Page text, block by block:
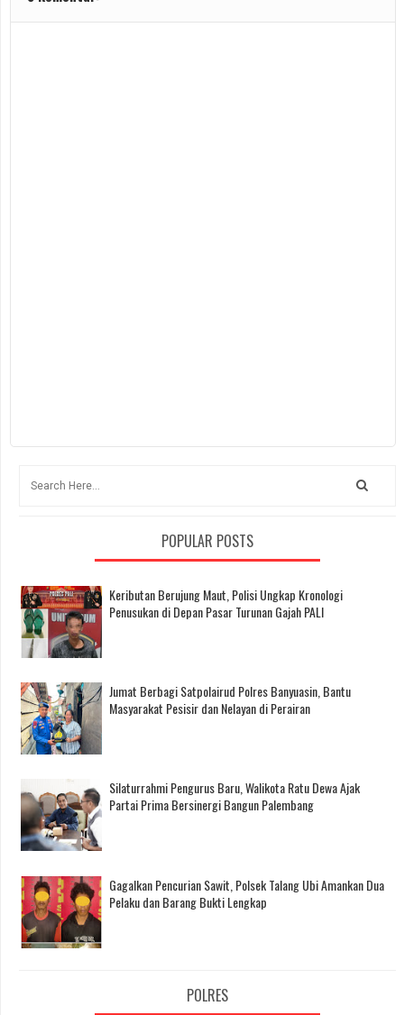
POPULAR POSTS
Keributan Berujung Maut, Polisi Ungkap Kronologi
Penusukan di Depan Pasar Turunan Gajah PALI
Jumat Berbagi Satpolairud Polres Banyuasin, Bantu
Masyarakat Pesisir dan Nelayan di Perairan
Silaturrahmi Pengurus Baru, Walikota Ratu Dewa Ajak
Partai Prima Bersinergi Bangun Palembang
Gagalkan Pencurian Sawit, Polsek Talang Ubi Amankan Dua
Pelaku dan Barang Bukti Lengkap
POLRES